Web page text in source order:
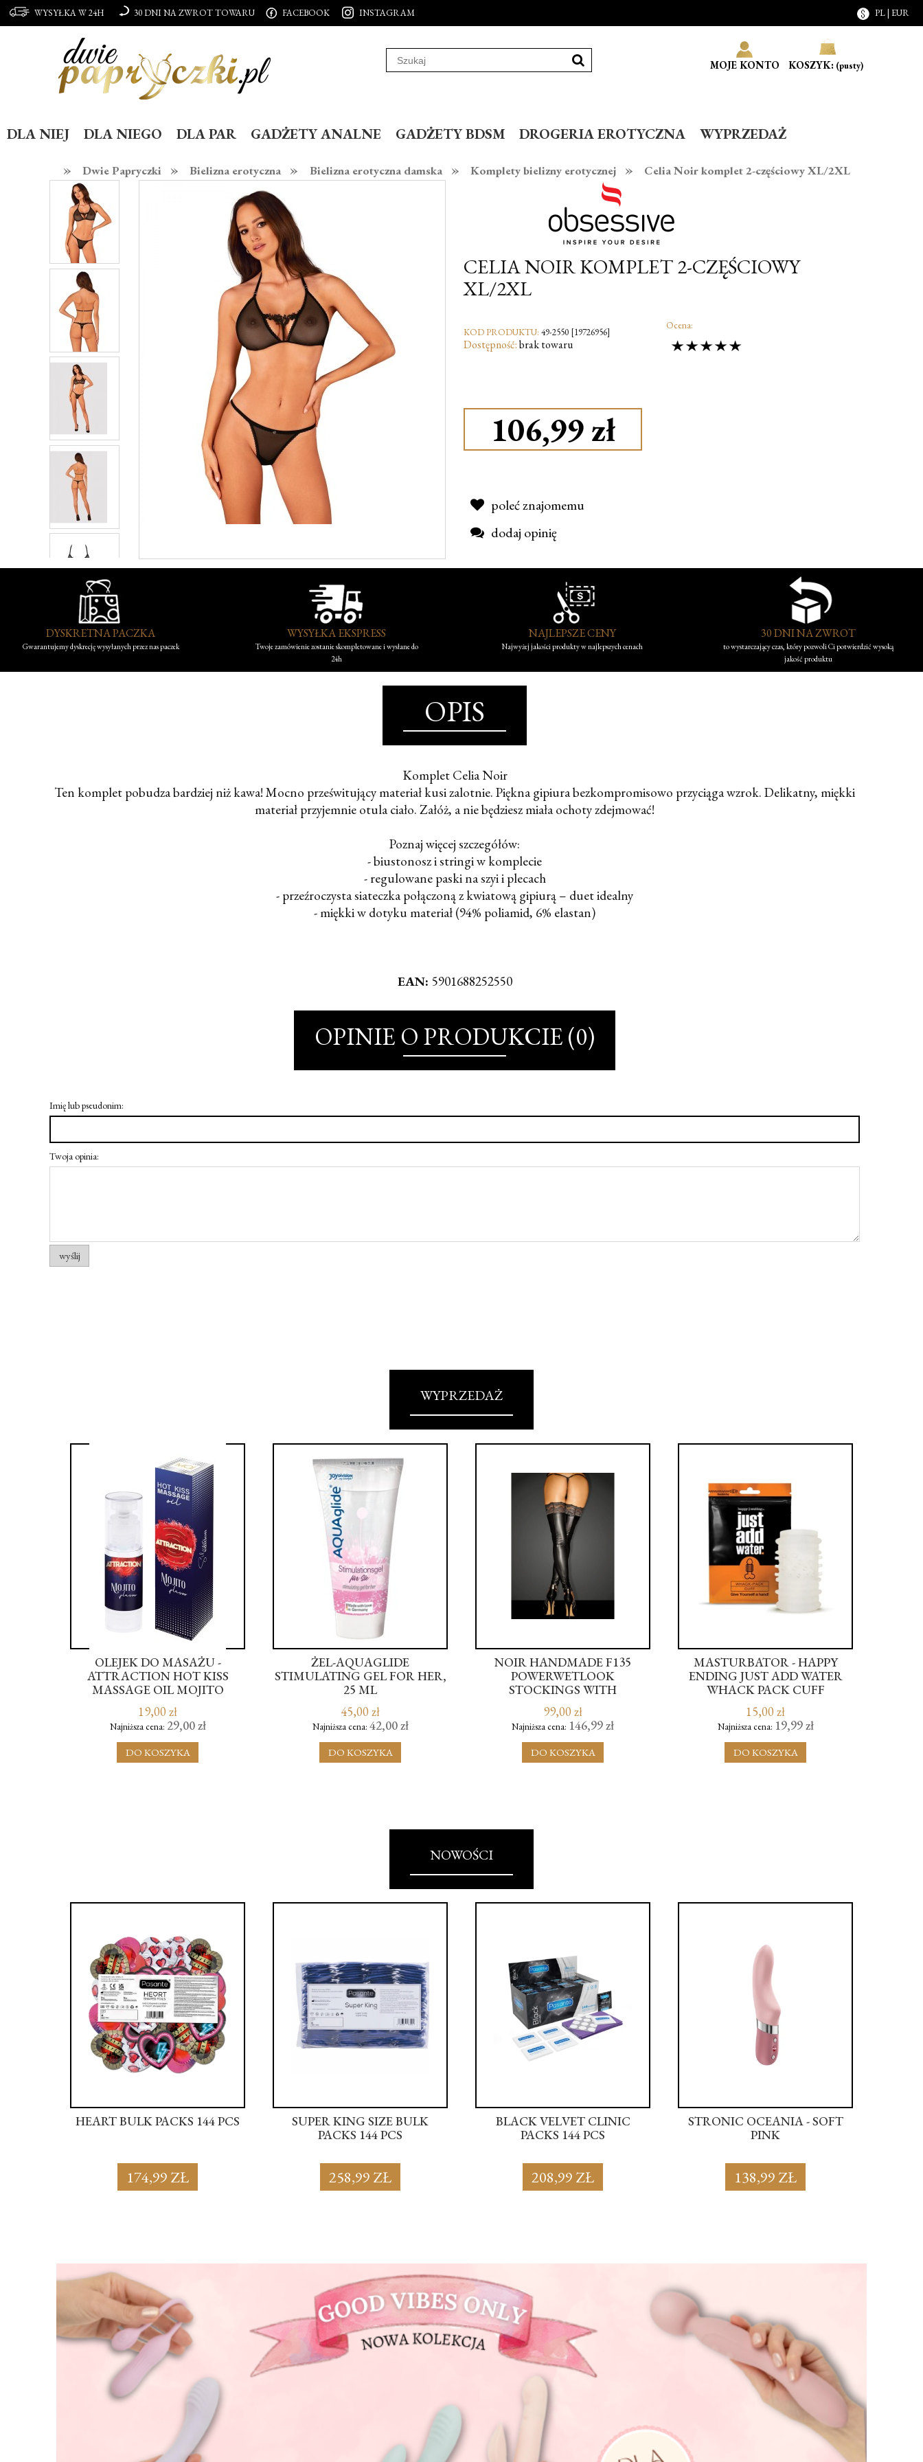
MOJE KONTO KOSZYK: (pusty)
DLA NIEJ DLA NIEGO DLA PAR GADŻETY ANALNE GADŻETY BDSM DROGERIA EROTYCZNA
WYPRZEDAŻ
»
Dwie Papryczki » Bielizna erotyczna » Bielizna erotyczna damska » Komplety bielizny erotycznej » Celia Noir komplet 2-częściowy XL/2XL
WYSYŁKA W 24H 30 DNI NA ZWROT TOWARU FACEBOOK INSTAGRAM PL | EUR
CELIA NOIR KOMPLET 2-CZĘŚCIOWY
XL/2XL
KOD PRODUKTU: 49-2550 [19726956]
Dostępność:brak towaru
Ocena:
106,99 zł
poleć znajomemu
dodaj opinię
DYSKRETNA PACZKA
Gwarantujemy dyskrecję wysyłanych przez nas paczek
WYSYŁKA EKSPRESS
Twoje zamówienie zostanie skompletowane i wysłane do
24h
NAJLEPSZE CENY
Najwyżej jakości produkty w najlepszych cenach
30 DNI NA ZWROT
to wystarczający czas, który pozwoli Ci potwierdzić wysoką
jakość produktu
OPIS
Komplet Celia Noir
Ten komplet pobudza bardziej niż kawa! Mocno prześwitujący materiał kusi zalotnie. Piękna gipiura bezkompromisowo przyciąga wzrok. Delikatny, miękki
materiał przyjemnie otula ciało. Załóż, a nie będziesz miała ochoty zdejmować!
Poznaj więcej szczegółów:
- biustonosz i stringi w komplecie
- regulowane paski na szyi i plecach
- przeźroczysta siateczka połączoną z kwiatową gipiurą – duet idealny
- miękki w dotyku materiał (94% poliamid, 6% elastan)
EAN: 5901688252550
OPINIE O PRODUKCIE (0)
Imię lub pseudonim:
Twoja opinia:
wyślij
WYPRZEDAŻ
OLEJEK DO MASAŻU -
ATTRACTION HOT KISS
MASSAGE OIL MOJITO
19,00 zł
Najniższa cena: 29,00 zł
DO KOSZYKA
ŻEL-AQUAGLIDE
STIMULATING GEL FOR HER,
25 ML
45,00 zł
Najniższa cena: 42,00 zł
DO KOSZYKA
NOIR HANDMADE F135
POWERWETLOOK
STOCKINGS WITH
99,00 zł
Najniższa cena: 146,99 zł
DO KOSZYKA
MASTURBATOR - HAPPY
ENDING JUST ADD WATER
WHACK PACK CUFF
15,00 zł
Najniższa cena: 19,99 zł
DO KOSZYKA
NOWOŚCI
HEART BULK PACKS 144 PCS
174,99 ZŁ
SUPER KING SIZE BULK
PACKS 144 PCS
258,99 ZŁ
BLACK VELVET CLINIC
PACKS 144 PCS
208,99 ZŁ
STRONIC OCEANIA - SOFT
PINK
138,99 ZŁ